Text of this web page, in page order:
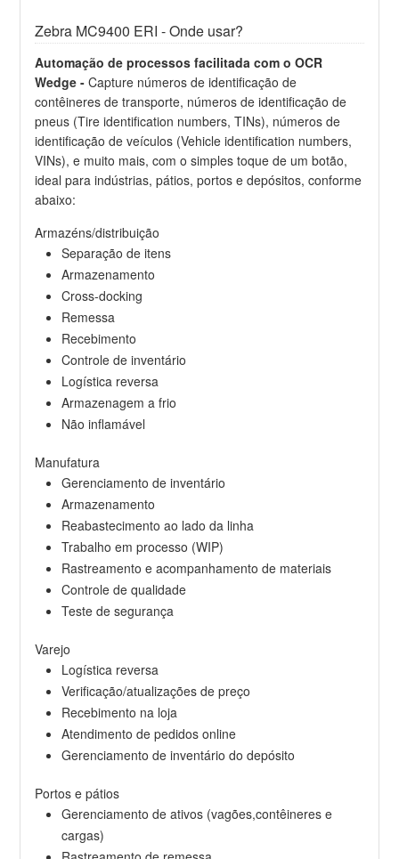
Zebra MC9400 ERI - Onde usar?
Automação de processos facilitada com o OCR
Wedge -Capture números de identificação de
contêineres de transporte, números de identificação de
pneus (Tire identification numbers, TINs), números de
identificação de veículos (Vehicle identification numbers,
VINs), e muito mais, com o simples toque de um botão,
ideal para indústrias, pátios, portos e depósitos, conforme
abaixo:
Armazéns/distribuição
Separação de itens
Armazenamento
Cross-docking
Remessa
Recebimento
Controle de inventário
Logística reversa
Armazenagem a frio
Não inflamável
Manufatura
Gerenciamento de inventário
Armazenamento
Reabastecimento ao lado da linha
Trabalho em processo (WIP)
Rastreamento e acompanhamento de materiais
Controle de qualidade
Teste de segurança
Varejo
Logística reversa
Verificação/atualizações de preço
Recebimento na loja
Atendimento de pedidos online
Gerenciamento de inventário do depósito
Portos e pátios
Gerenciamento de ativos (vagões,contêineres e
cargas)